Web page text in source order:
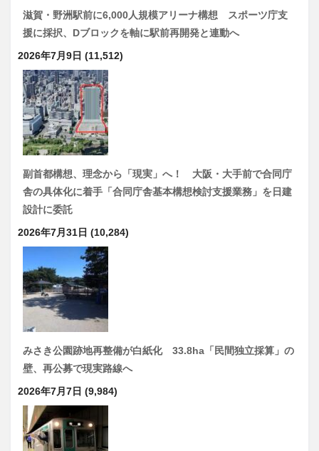
滋賀・野洲駅前に6,000人規模アリーナ構想 スポーツ庁支
援に採択、Dブロックを軸に駅前再開発と連動へ
2026年7月9日 (11,512)
副首都構想、理念から「現実」へ！ 大阪・大手前で合同庁
舎の具体化に着手「合同庁舎基本構想検討支援業務」を日建
設計に委託
2026年7月31日 (10,284)
みさき公園跡地再整備が白紙化 33.8ha「民間独立採算」の
壁、再公募で現実路線へ
2026年7月7日 (9,984)